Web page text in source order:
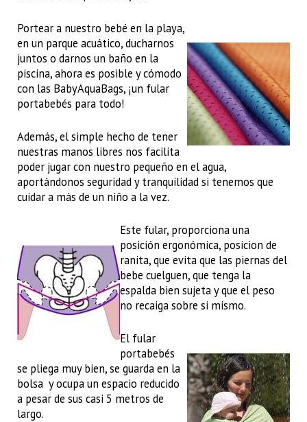
Portear a nuestro bebé en la playa,
en un parque acuático, ducharnos
juntos o darnos un baño en la
piscina, ahora es posible y cómodo
con las BabyAquaBags, ¡un fular
portabebés para todo!
Además, el simple hecho de tener
nuestras manos libres nos facilita
poder jugar con nuestro pequeño en el agua,
aportándonos seguridad y tranquilidad si tenemos que
cuidar a más de un niño a la vez.
Este fular, proporciona una
posición ergonómica, posicion de
ranita, que evita que las piernas del
bebe cuelguen, que tenga la
espalda bien sujeta y que el peso
no recaiga sobre si mismo.
El fular
portabebés
se pliega muy bien, se guarda en la
bolsa y ocupa un espacio reducido
a pesar de sus casi 5 metros de
largo.